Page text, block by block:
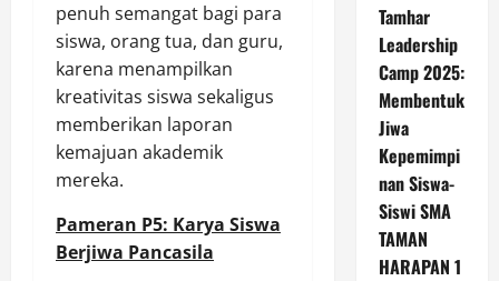
penuh semangat bagi para
siswa, orang tua, dan guru,
karena menampilkan
kreativitas siswa sekaligus
memberikan laporan
kemajuan akademik
mereka.
Pameran P5: Karya Siswa
Berjiwa Pancasila
Tamhar
Leadership
Camp 2025:
Membentuk
Jiwa
Kepemimpi
nan Siswa-
Siswi SMA
TAMAN
HARAPAN 1